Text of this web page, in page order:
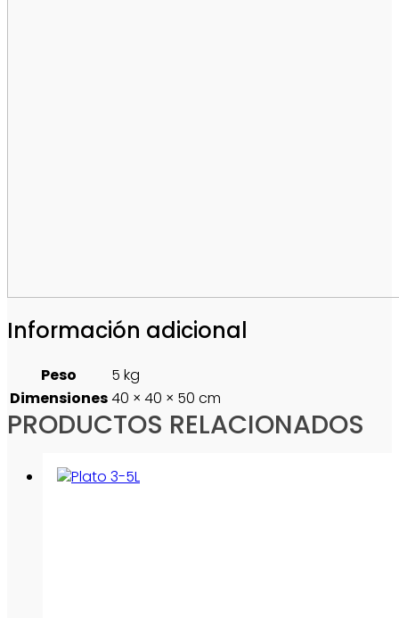
Información adicional
Peso
5 kg
Dimensiones40 × 40 × 50 cm
PRODUCTOS RELACIONADOS